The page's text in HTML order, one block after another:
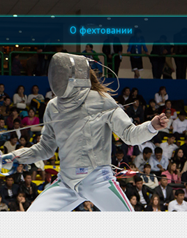
О фехтовании